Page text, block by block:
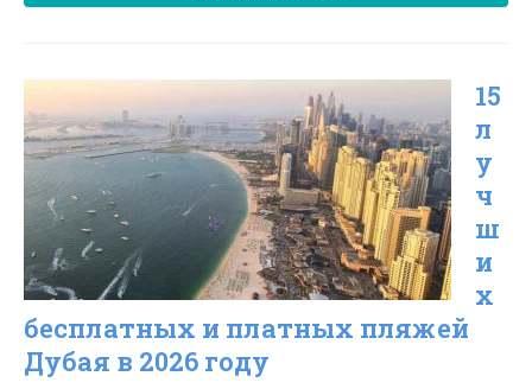
Екатеринбурге
в
2026
году
15
л
у
ч
ш
и
х
бесплатных и платных пляжей
Дубая в 2026 году